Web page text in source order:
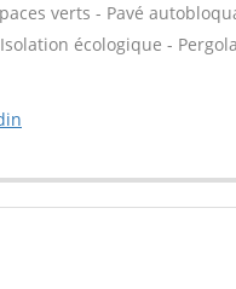
verts - Pavé
écologique -